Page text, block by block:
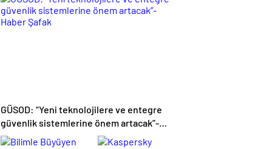
2026 Rekorlarla
Kapılarını Kapattı
Şafak
GÜSOD: “Yeni teknolojilere ve entegre
güvenlik sistemlerine önem artacak”-
Haber Şafak